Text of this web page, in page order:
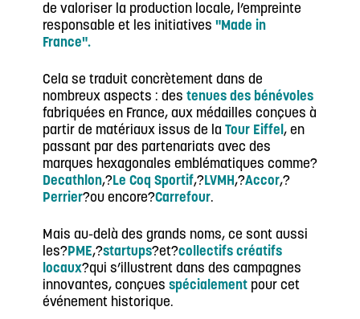
de valoriser la production locale, l’empreinte
responsable et les initiatives "Made in
France".
Cela se traduit concrètement dans de
nombreux aspects : des tenues des bénévoles
fabriquées en France, aux médailles conçues à
partir de matériaux issus de la Tour Eiffel , en
passant par des partenariats avec des
marques hexagonales emblématiques comme?
Decathlon,?Le Coq Sportif,?LVMH ,?Accor,?
Perrier?ou encore?Carrefour.
Mais au-delà des grands noms, ce sont aussi
les?PME,?startups?et?collectifs créatifs
locaux?qui s’illustrent dans des campagnes
innovantes, conçues spécialement pour cet
événement historique.